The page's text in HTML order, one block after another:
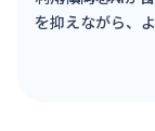
を抑えながら、